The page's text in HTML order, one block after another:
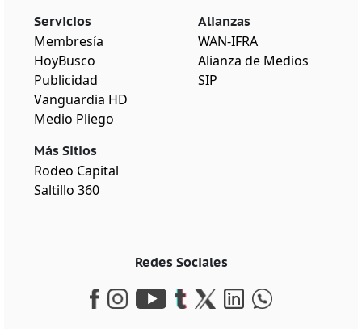
Servicios
Membresía
HoyBusco
Publicidad
Vanguardia HD
Medio Pliego
Más Sitios
Rodeo Capital
Saltillo 360
Alianzas
WAN-IFRA
Alianza de Medios
SIP
Redes Sociales